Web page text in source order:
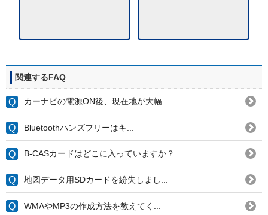
関連するFAQ
カーナビの電源ON後、現在地が大幅...
Bluetoothハンズフリーはキ...
B-CASカードはどこに入っていますか？
地図データ用SDカードを紛失しまし...
WMAやMP3の作成方法を教えてく...